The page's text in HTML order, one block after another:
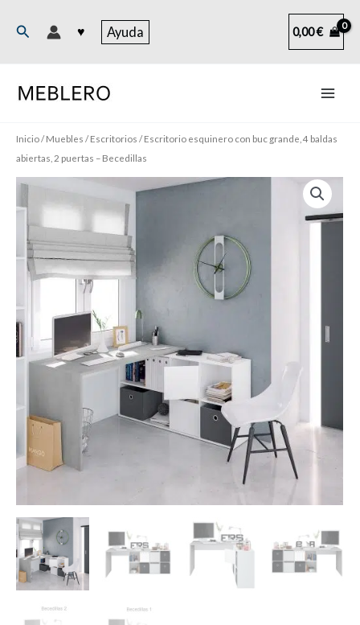
Buscar ♥ Ayuda 0,00€
Inicio/Muebles /Escritorios / Escritorio esquinero con buc grande, 4 baldas
abiertas, 2 puertas – Becedillas